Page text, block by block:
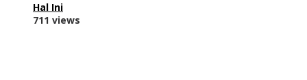
Hal Ini
711 views